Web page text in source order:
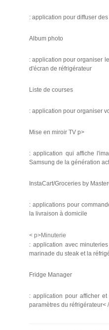
: application pour diffuser
Album photo
: application pour organiser
d'écran de réfrigérateur
Liste de courses
: application pour organiser
Mise en miroir TV p>
: application qui affiche
Samsung de la génération
InstaCart/Groceries by
: applications pour
la livraison à domicile
< p>Minuterie
: application avec
marinade du steak et la
Fridge Manager
: application pour afficher
paramètres du réfrigérateur<